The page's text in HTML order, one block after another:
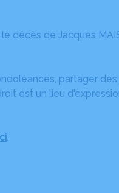
décès de Jacques
partager
est un lieu
.